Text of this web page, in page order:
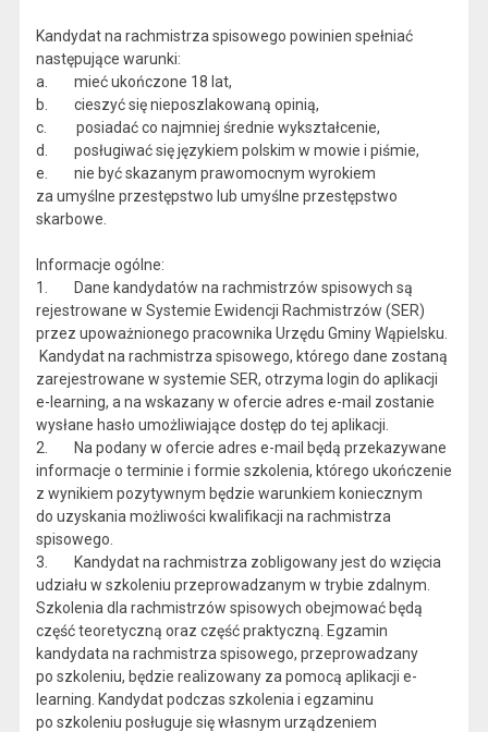
Kandydat na rachmistrza spisowego powinien spełniać
następujące warunki:
a. mieć ukończone 18 lat,
b. cieszyć się nieposzlakowaną opinią,
c. posiadać co najmniej średnie wykształcenie,
d. posługiwać się językiem polskim w mowie i piśmie,
e. nie być skazanym prawomocnym wyrokiem
za umyślne przestępstwo lub umyślne przestępstwo
skarbowe.
Informacje ogólne:
1. Dane kandydatów na rachmistrzów spisowych są
rejestrowane w Systemie Ewidencji Rachmistrzów (SER)
przez upoważnionego pracownika Urzędu Gminy Wąpielsku.
Kandydat na rachmistrza spisowego, którego dane zostaną
zarejestrowane w systemie SER, otrzyma login do aplikacji
e-learning, a na wskazany w ofercie adres e-mail zostanie
wysłane hasło umożliwiające dostęp do tej aplikacji.
2. Na podany w ofercie adres e-mail będą przekazywane
informacje o terminie i formie szkolenia, którego ukończenie
z wynikiem pozytywnym będzie warunkiem koniecznym
do uzyskania możliwości kwalifikacji na rachmistrza
spisowego.
3. Kandydat na rachmistrza zobligowany jest do wzięcia
udziału w szkoleniu przeprowadzanym w trybie zdalnym.
Szkolenia dla rachmistrzów spisowych obejmować będą
część teoretyczną oraz część praktyczną. Egzamin
kandydata na rachmistrza spisowego, przeprowadzany
po szkoleniu, będzie realizowany za pomocą aplikacji e-
learning. Kandydat podczas szkolenia i egzaminu
po szkoleniu posługuje się własnym urządzeniem